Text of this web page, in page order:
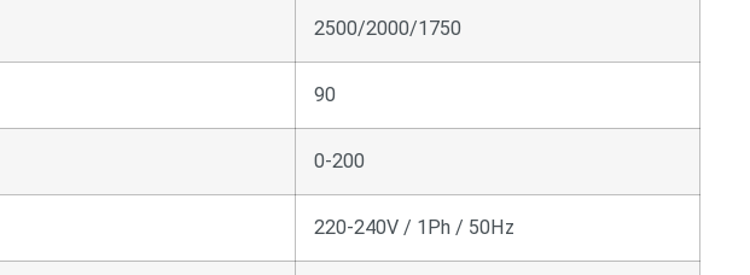
2500/2000/1750
90
0-200
220-240V / 1Ph / 50Hz